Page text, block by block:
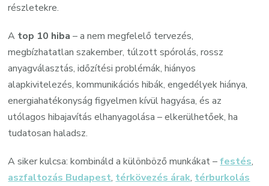
részletekre.
A top 10 hiba – a nem megfelelő tervezés,
megbízhatatlan szakember, túlzott spórolás, rossz
anyagválasztás, időzítési problémák, hiányos
alapkivitelezés, kommunikációs hibák, engedélyek hiánya,
energiahatékonyság figyelmen kívül hagyása, és az
utólagos hibajavítás elhanyagolása – elkerülhetőek, ha
tudatosan haladsz.
A siker kulcsa: kombináld a különböző munkákat –festés,
aszfaltozás Budapest, térkövezés árak, térburkolás